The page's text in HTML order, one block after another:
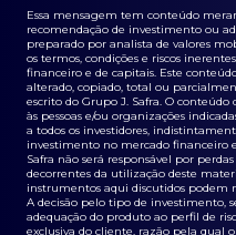
Essa mensagem tem conteúdo
recomendação de investimento ou
preparado por analista de valores
os termos, condições e riscos
financeiro e de capitais. Este
alterado, copiado, total ou
escrito do Grupo J. Safra. O
às pessoas e/ou organizações
a todos os investidores,
investimento no mercado financeiro
Safra não será responsável por
decorrentes da utilização deste
instrumentos aqui discutidos podem
A decisão pelo tipo de investimento,
adequação do produto ao perfil de
exclusiva do cliente, razão pela qual